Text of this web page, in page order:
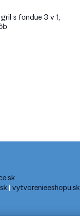
s fondue 3 v 1,
| vytvorenieeshopu.sk